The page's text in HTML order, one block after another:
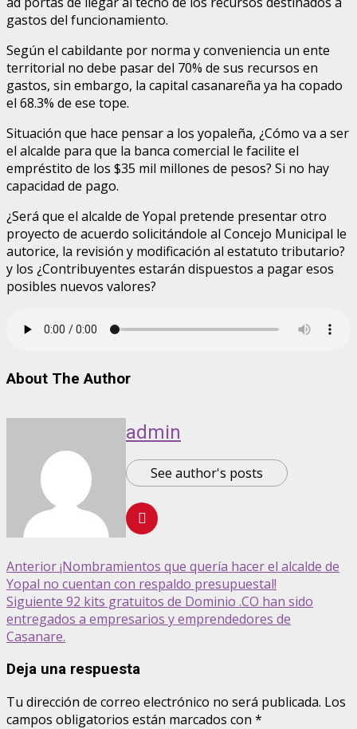
gastos del funcionamiento.
Según el cabildante por norma y conveniencia un ente
territorial no debe pasar del 70% de sus recursos en
gastos, sin embargo, la capital casanareña ya ha copado
el 68.3% de ese tope.
Situación que hace pensar a los yopaleña, ¿Cómo va a ser
el alcalde para que la banca comercial le facilite el
empréstito de los $35 mil millones de pesos? Si no hay
capacidad de pago.
¿Será que el alcalde de Yopal pretende presentar otro
proyecto de acuerdo solicitándole al Concejo Municipal le
autorice, la revisión y modificación al estatuto tributario?
y los ¿Contribuyentes estarán dispuestos a pagar esos
posibles nuevos valores?
About The Author
admin
See author's posts
Anterior¡Nombramientos que quería hacer el alcalde de
Yopal no cuentan con respaldo presupuestal!
Siguiente 92 kits gratuitos de Dominio .CO han sido
entregados a empresarios y emprendedores de
Casanare.
Deja una respuesta
Tu dirección de correo electrónico no será publicada. Los
campos obligatorios están marcados con *